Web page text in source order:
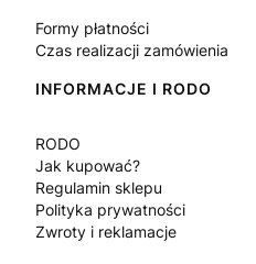
Formy płatności
Czas realizacji zamówienia
INFORMACJE I RODO
RODO
Jak kupować?
Regulamin sklepu
Polityka prywatności
Zwroty i reklamacje